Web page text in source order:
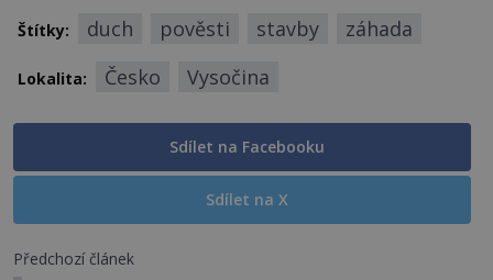
Štítky: duch pověsti stavby záhada
Lokalita: Česko Vysočina
Sdílet na Facebooku
Sdílet na X
Předchozí článek